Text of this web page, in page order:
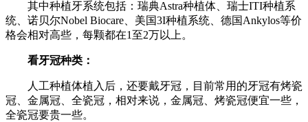
其中种植牙系统包括：瑞典Astra种植体、瑞士ITI种植系
统、诺贝尔Nobel Biocare、美国3I种植系统、德国Ankylos等价
格会相对高些，每颗都在1至2万以上。
看牙冠种类：
人工种植体植入后，还要戴牙冠，目前常用的牙冠有烤瓷
冠、金属冠、全瓷冠，相对来说，金属冠、烤瓷冠便宜一些，
全瓷冠要贵一些。